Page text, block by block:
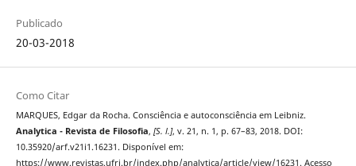
Publicado
20-03-2018
Como Citar
MARQUES, Edgar da Rocha. Consciência e autoconsciência em Leibniz.
Analytica - Revista de Filosofia, [S. l.], v. 21, n. 1, p. 67–83, 2018. DOI:
10.35920/arf.v21i1.16231. Disponível em:
https://www.revistas.ufrj.br/index.php/analytica/article/view/16231. Acesso